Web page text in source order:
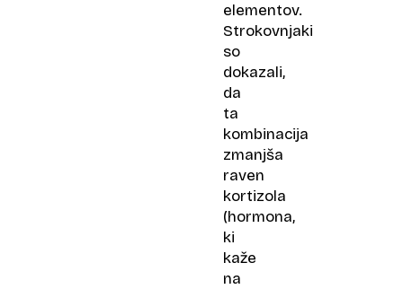
elementov.
Strokovnjaki
so
dokazali,
da
ta
kombinacija
zmanjša
raven
kortizola
(hormona,
ki
kaže
na